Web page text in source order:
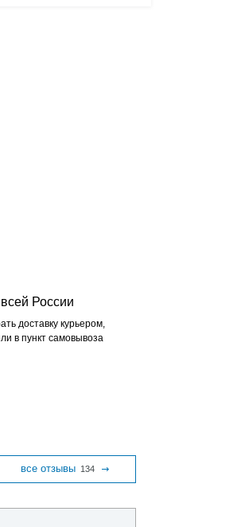
России
доставку курьером,
в пункт самовывоза
все отзывы 134